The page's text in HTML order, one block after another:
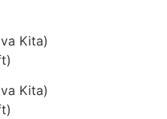
Kita)
Kita)